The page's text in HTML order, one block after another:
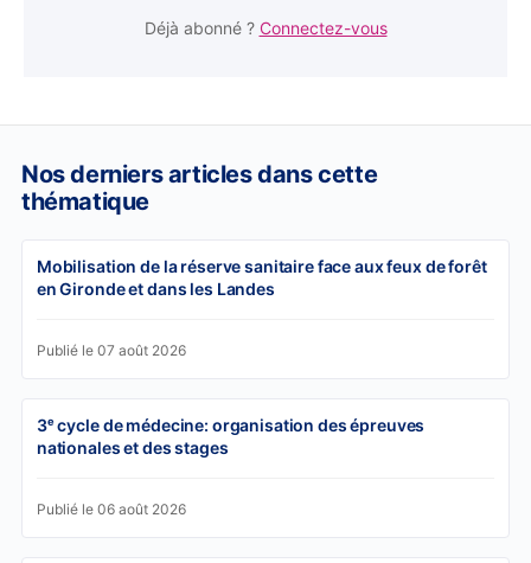
Déjà abonné ? Connectez-vous
Nos derniers articles dans cette
thématique
Mobilisation de la réserve sanitaire face aux feux de forêt
en Gironde et dans les Landes
Publié le 07 août 2026
3ᵉ cycle de médecine: organisation des épreuves
nationales et des stages
Publié le 06 août 2026